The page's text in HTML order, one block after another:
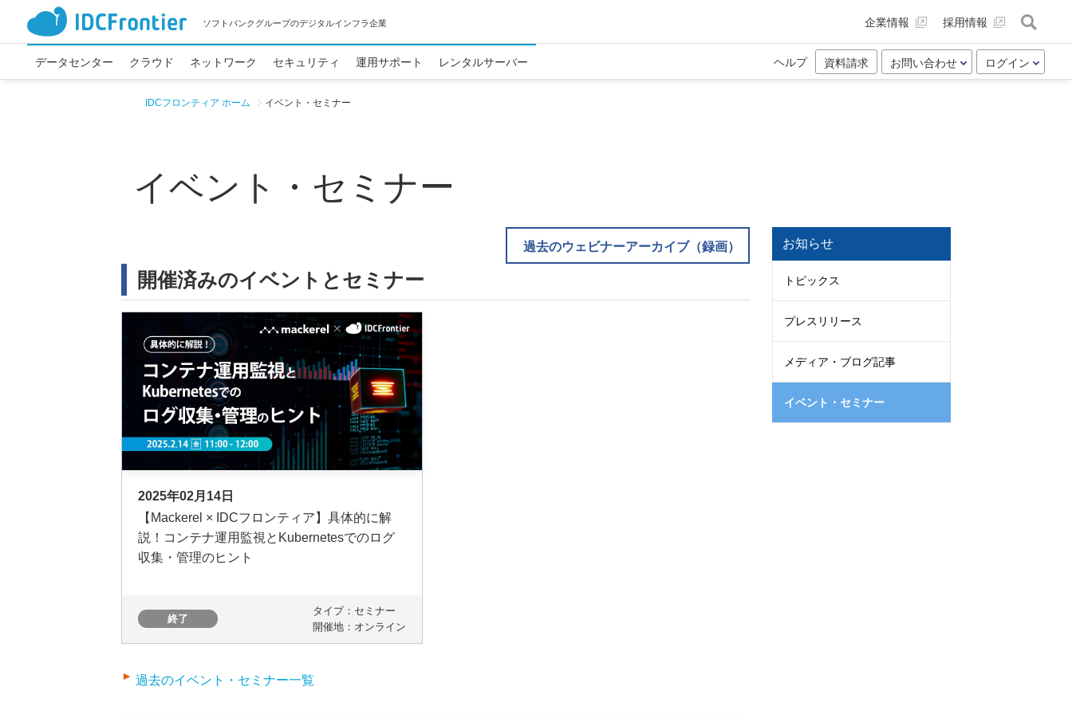
ソフトバンクグループのデジタルインフラ企業 企業情報 採用情報
データセンター クラウド ネットワーク セキュリティ 運用サポート レンタルサーバー ヘルプ 資料請求 お問い合わせ ログイン
IDCフロンティア ホーム イベント・セミナー
イベント・セミナー
過去のウェビナーアーカイブ（録画）
開催済みのイベントとセミナー
2025年02月14日
【Mackerel × IDCフロンティア】具体的に解
説！コンテナ運用監視とKubernetesでのログ
収集・管理のヒント
終了
タイプ： セミナー
開催地： オンライン
過去のイベント・セミナー一覧
お知らせ
トピックス
プレスリリース
メディア・ブログ記事
イベント・セミナー